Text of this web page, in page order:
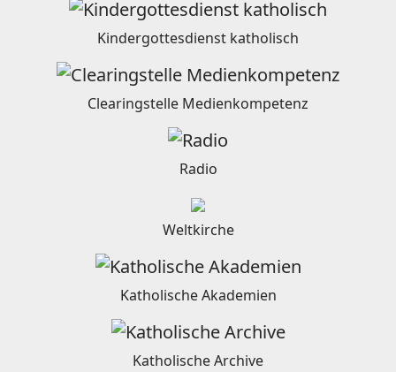
Kindergottesdienst katholisch
Clearingstelle Medienkompetenz
Radio
Weltkirche
Katholische Akademien
Katholische Archive